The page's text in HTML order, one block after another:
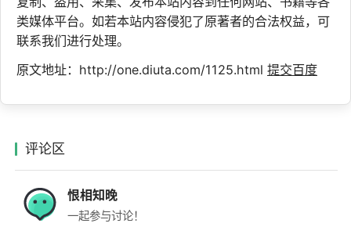
类媒体平台。如若本站内容侵犯了原著者的合法权益，可
联系我们进行处理。
原文地址：http://one.diuta.com/1125.html 提交百度
评论区
恨相知晚
一起参与讨论！